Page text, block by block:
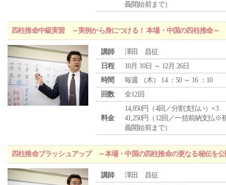
義開始前まで）
四柱推命中級実習 ～実例から身につける！ 本場・中国の四柱推命～
講師
澤田 昌征
日程
10月 10日 ～ 12月 26日
時間
毎週 （木） 14 ：50 ～ 16 ：10
回数
全12回
料金
14,850円（4回／分割支払い）×3
41,250円（12回／一括前納支払※
義開始前まで）
四柱推命ブラッシュアップ ～本場・中国の四柱推命の更なる秘伝を
講師
澤田 昌征